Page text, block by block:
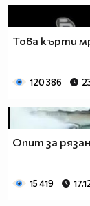
Това кърти
120 386
Опит за
15 419